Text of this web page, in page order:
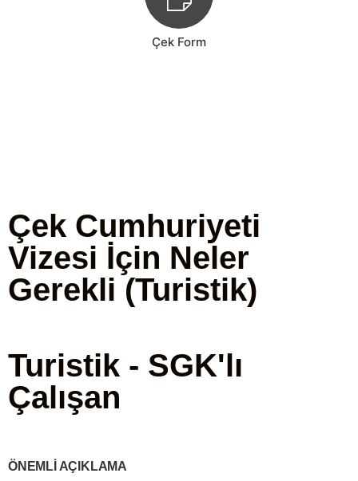
Çek Form
Çek Cumhuriyeti
Vizesi İçin Neler
Gerekli (Turistik)
Turistik - SGK'lı
Çalışan
ÖNEMLİ AÇIKLAMA